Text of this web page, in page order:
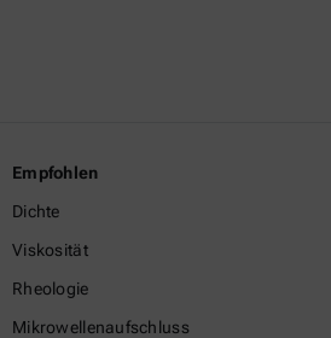
Empfohlen
Dichte
Viskosität
Rheologie
Mikrowellenaufschluss